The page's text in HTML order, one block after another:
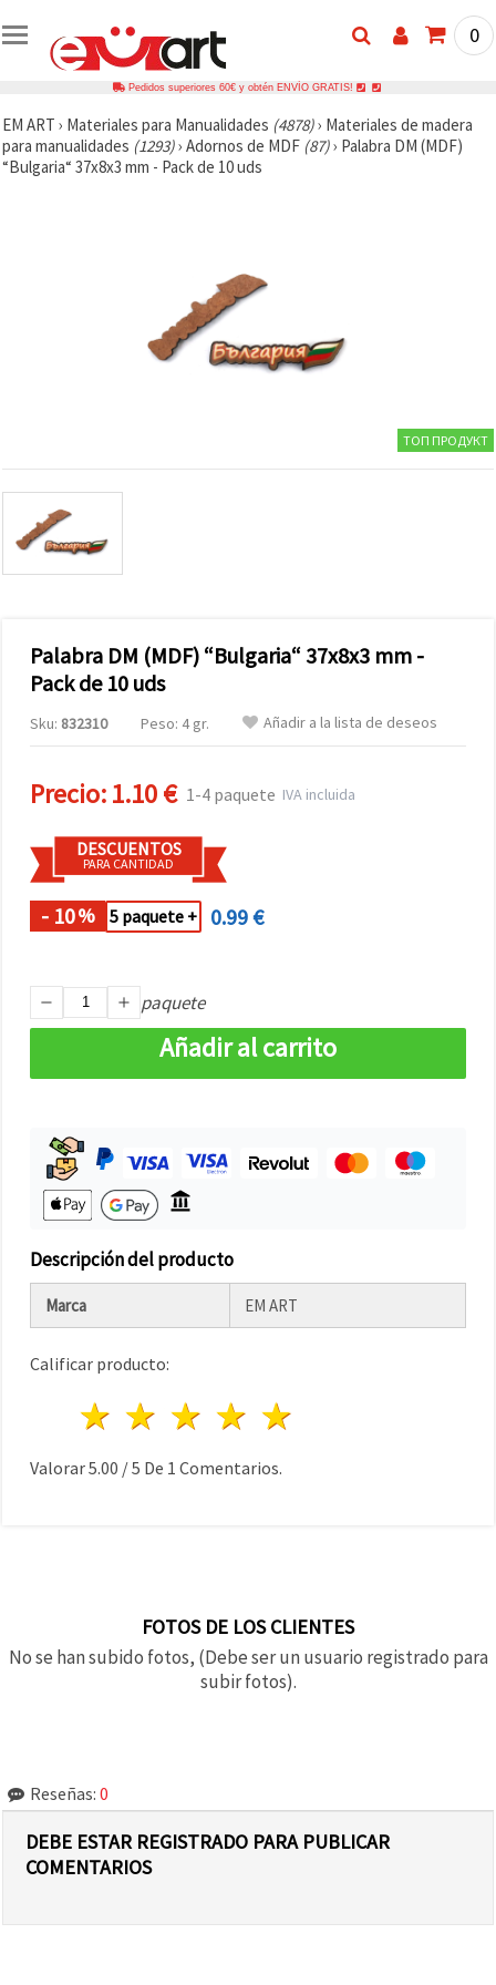
0
Pedidos superiores 60€ y obtén ENVÍO GRATIS!
EM ART › Materiales para Manualidades (4878)› Materiales de madera
para manualidades (1293)› Adornos de MDF (87)› Palabra DM (MDF)
“Bulgaria“ 37x8x3 mm - Pack de 10 uds
ТОП ПРОДУКТ
Palabra DM (MDF) “Bulgaria“ 37x8x3 mm -
Pack de 10 uds
Sku: 832310 Peso: 4 gr. Añadir a la lista de deseos
Precio:1.10 € 1-4 paquete IVA incluida
DESCUENTOS
PARA CANTIDAD
- 10% 5 paquete + 0.99 €
paquete
Añadir al carrito
Descripción del producto
Marca EM ART
Calificar producto:
4 estrellas
3 estrellas
2 estrellas
1 estrella
Valorar5.00 /5 De 1 Comentarios.
FOTOS DE LOS CLIENTES
No se han subido fotos, (Debe ser un usuario registrado para
subir fotos).
Reseñas: 0
DEBE ESTAR REGISTRADO PARA PUBLICAR
COMENTARIOS